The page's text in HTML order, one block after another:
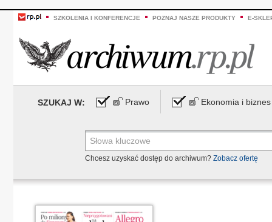
SZKOLENIA I KONFERENCJE POZNAJ NASZE PRODUKTY E-
SZUKAJ W: Prawo Ekonomia i biznes
Chcesz uzyskać dostęp do archiwum? Zobacz ofertę